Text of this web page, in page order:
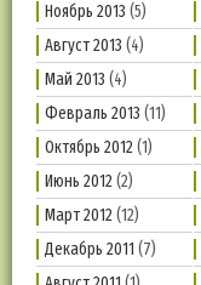
Ноябрь 2013 (5)
Август 2013 (4)
Май 2013 (4)
Февраль 2013 (11)
Октябрь 2012(1)
Июнь 2012(2)
Март 2012(12)
Декабрь 2011 (7)